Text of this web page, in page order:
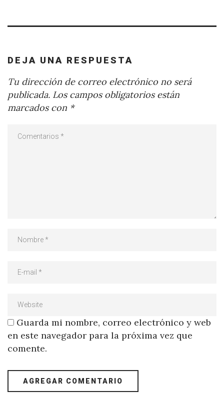
DEJA UNA RESPUESTA
Tu dirección de correo electrónico no será
publicada. Los campos obligatorios están
marcados con *
Guarda mi nombre, correo electrónico y web
en este navegador para la próxima vez que
comente.